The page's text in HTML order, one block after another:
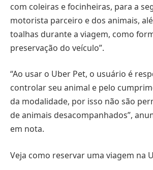
com coleiras e focinheiras, para a
motorista parceiro e dos animais,
toalhas durante a viagem, como
preservação do veículo”.
“Ao usar o Uber Pet, o usuário é
controlar seu animal e pelo
da modalidade, por isso não são
de animais desacompanhados”,
em nota.
Veja como reservar uma viagem na